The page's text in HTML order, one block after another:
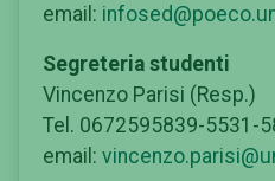
email:
Segreteria studenti
Vincenzo Parisi (Resp.)
Tel. 0672595839-5531-
email: